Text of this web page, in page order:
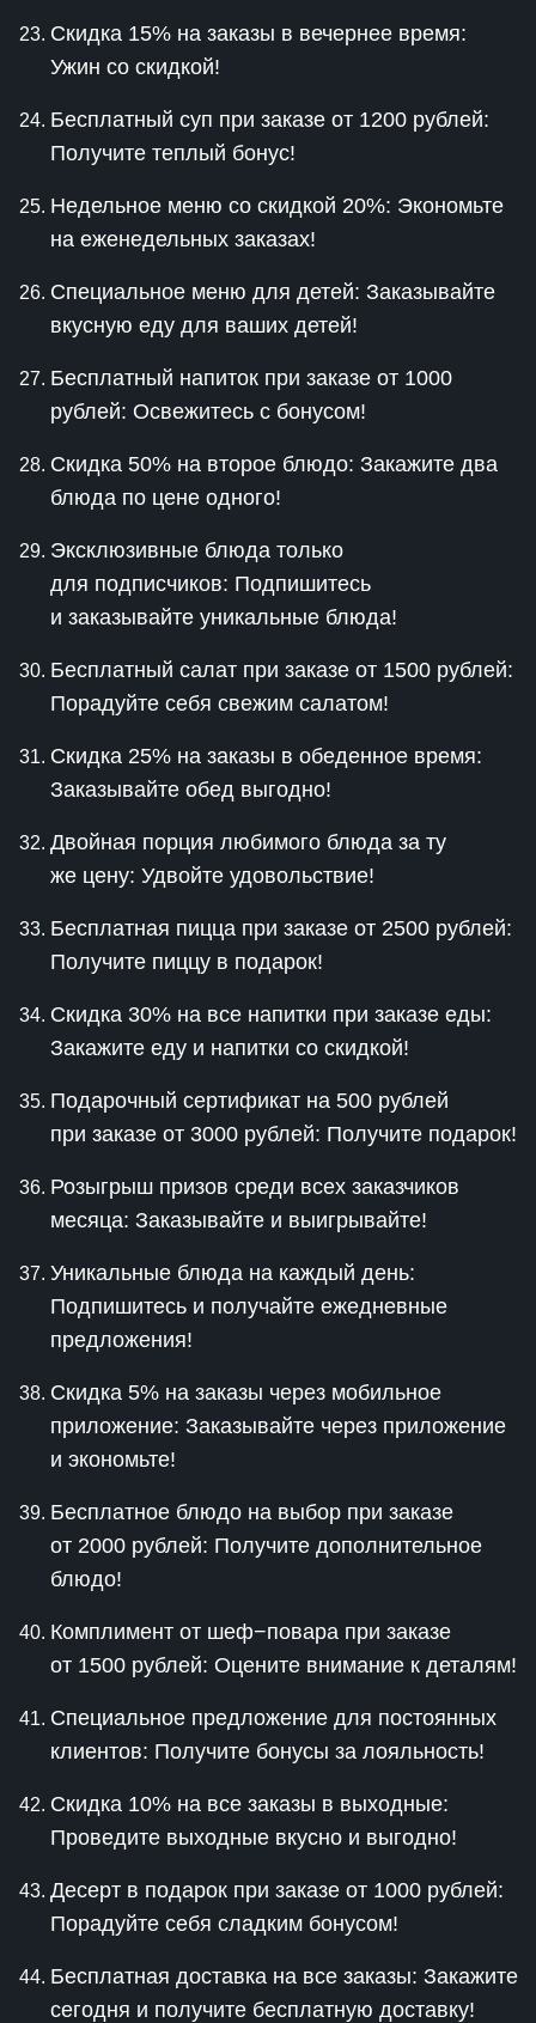
Скидка 15% на заказы в вечернее время:
Ужин со скидкой!
Бесплатный суп при заказе от 1200 рублей:
Получите теплый бонус!
Недельное меню со скидкой 20%: Экономьте
на еженедельных заказах!
Специальное меню для детей: Заказывайте
вкусную еду для ваших детей!
Бесплатный напиток при заказе от 1000
рублей: Освежитесь с бонусом!
Скидка 50% на второе блюдо: Закажите два
блюда по цене одного!
Эксклюзивные блюда только
для подписчиков: Подпишитесь
и заказывайте уникальные блюда!
Бесплатный салат при заказе от 1500 рублей:
Порадуйте себя свежим салатом!
Скидка 25% на заказы в обеденное время:
Заказывайте обед выгодно!
Двойная порция любимого блюда за ту
же цену: Удвойте удовольствие!
Бесплатная пицца при заказе от 2500 рублей:
Получите пиццу в подарок!
Скидка 30% на все напитки при заказе еды:
Закажите еду и напитки со скидкой!
Подарочный сертификат на 500 рублей
при заказе от 3000 рублей: Получите подарок!
Розыгрыш призов среди всех заказчиков
месяца: Заказывайте и выигрывайте!
Уникальные блюда на каждый день:
Подпишитесь и получайте ежедневные
предложения!
Скидка 5% на заказы через мобильное
приложение: Заказывайте через приложение
и экономьте!
Бесплатное блюдо на выбор при заказе
от 2000 рублей: Получите дополнительное
блюдо!
Комплимент от шеф−повара при заказе
от 1500 рублей: Оцените внимание к деталям!
Специальное предложение для постоянных
клиентов: Получите бонусы за лояльность!
Скидка 10% на все заказы в выходные:
Проведите выходные вкусно и выгодно!
Десерт в подарок при заказе от 1000 рублей:
Порадуйте себя сладким бонусом!
Бесплатная доставка на все заказы: Закажите
сегодня и получите бесплатную доставку!